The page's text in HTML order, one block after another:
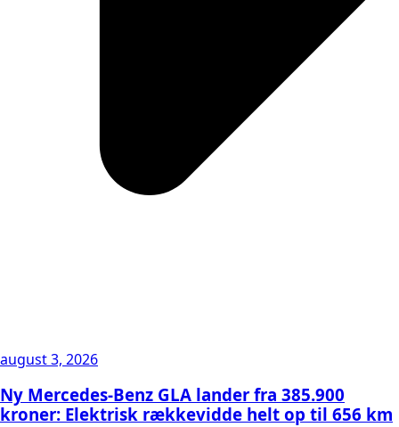
august 3, 2026
Ny Mercedes-Benz GLA lander fra 385.900
kroner: Elektrisk rækkevidde helt op til 656 km